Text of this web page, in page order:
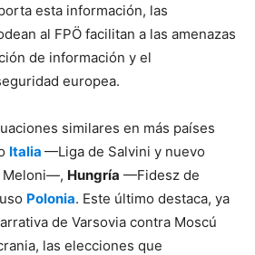
esta información, las
al FPÖ facilitan a las amenazas
de información y el
europea.
similares en más países
Italia —Liga de Salvini y nuevo
Meloni—, Hungría —Fidesz de
Polonia. Este último destaca, ya
de Varsovia contra Moscú
las elecciones que